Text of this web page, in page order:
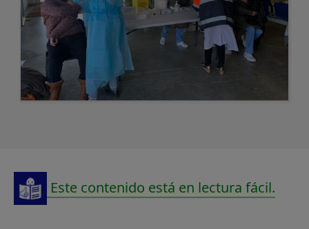
Este contenido está en lectura fácil.